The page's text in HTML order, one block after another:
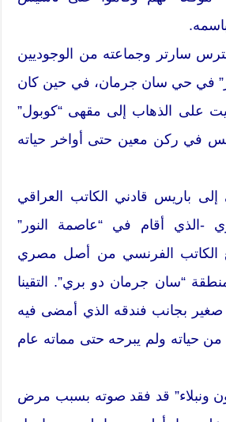
سارتر وجماعته من الوجوديين
في حي سان جرمان، في حين كان
على الذهاب إلى مقهى “كوبول”
في ركن معين حتى أواخر حياته
باريس قادني الكاتب العراقي
-الذي أقام في “عاصمة النور”
الكاتب الفرنسي من أصل مصري
“سان جرمان دو بري”. التقينا
بجانب فندقه الذي أمضى فيه
حياته ولم يبرحه حتى مماته عام
ونبلاء” قد فقد صوته بسبب مرض